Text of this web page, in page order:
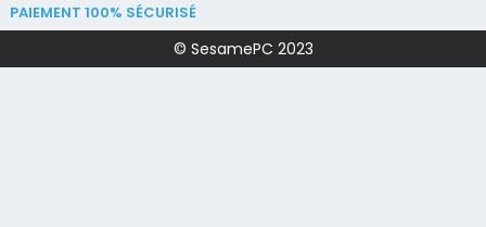
PAIEMENT 100% SÉCURISÉ
© SesamePC 2023